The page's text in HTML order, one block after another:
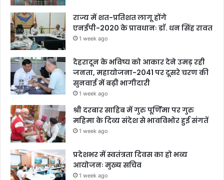
राज्य में शत-प्रतिशत लागू होंगे
एनईपी-2020 के प्रावधानः डाॅ. धन सिंह रावत
1 week ago
देहरादून के भविष्य को आकार देने उमड़ रही
जनता, महायोजना-2041 पर दूसरे चरण की
सुनवाई में बढ़ी भागीदारी
1 week ago
श्री दरबार साहिब में गुरु पूर्णिमा पर गुरु
महिमा के दिव्य संदेश से भावविभोर हुई संगतें
1 week ago
प्रदेशभर में स्वतंत्रता दिवस का हो भव्य
आयोजनः मुख्य सचिव
1 week ago